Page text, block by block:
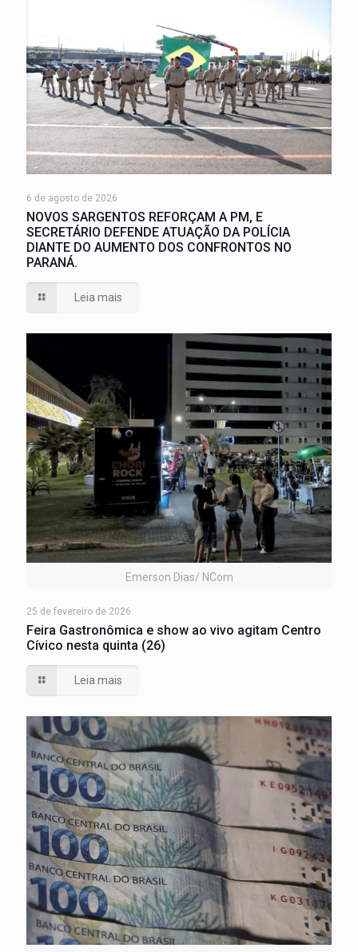
6 de agosto de 2026
NOVOS SARGENTOS REFORÇAM A PM, E
SECRETÁRIO DEFENDE ATUAÇÃO DA POLÍCIA
DIANTE DO AUMENTO DOS CONFRONTOS NO
PARANÁ.
Leia mais
Emerson Dias/ NCom
25 de fevereiro de 2026
Feira Gastronômica e show ao vivo agitam Centro
Cívico nesta quinta (26)
Leia mais